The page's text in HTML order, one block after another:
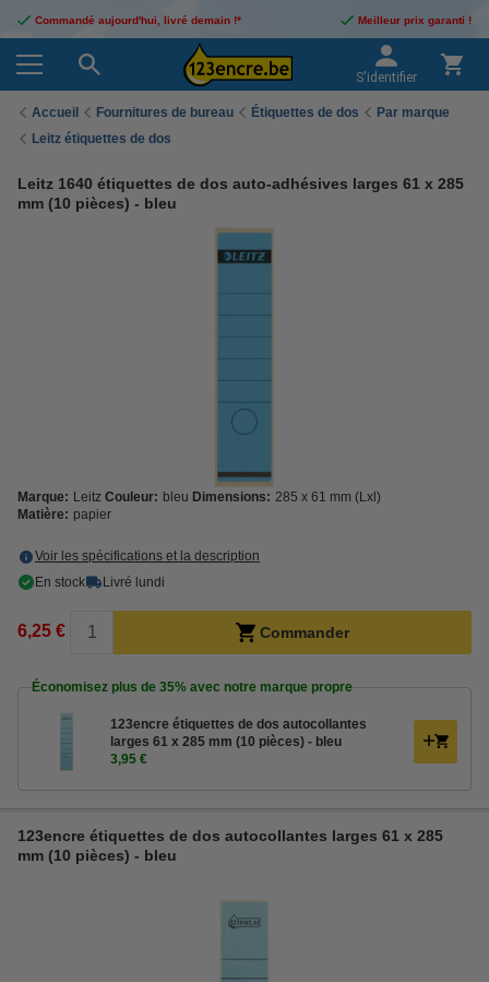
Commandé aujourd'hui, livré demain !* Meilleur prix garanti !
S'identifier
Accueil Fournitures de bureau Étiquettes de dos
Par marque
Leitz étiquettes de dos
Leitz 1640 étiquettes de dos auto-adhésives larges 61 x 285
mm (10 pièces) - bleu
Marque: Leitz Couleur: bleu Dimensions: 285 x 61 mm (Lxl)
Matière: papier
Voir les spécifications et la description
En stock
Livré lundi
6,25 € Commander
Économisez plus de 35% avec notre marque propre
123encre étiquettes de dos autocollantes
larges 61 x 285 mm (10 pièces) - bleu
3,95 €
123encre étiquettes de dos autocollantes larges 61 x 285
mm (10 pièces) - bleu